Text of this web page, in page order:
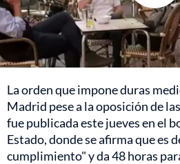
La orden que impone duras
Madrid pese a la oposición de
fue publicada este jueves en el
Estado, donde se afirma que es
cumplimiento" y da 48 horas